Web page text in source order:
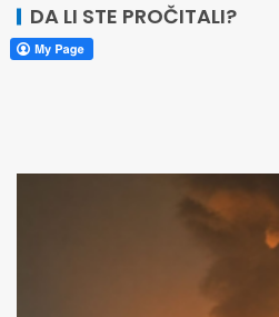
DA LI STE PROČITALI?